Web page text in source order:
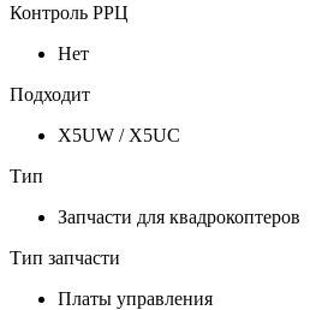
Контроль РРЦ
Нет
Подходит
X5UW / X5UC
Тип
Запчасти для квадрокоптеров
Тип запчасти
Платы управления